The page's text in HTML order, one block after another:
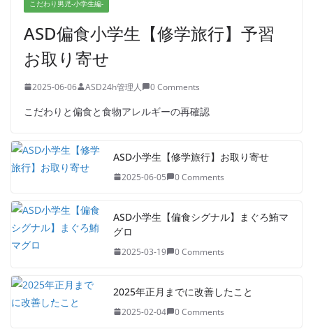
こだわり男児-小学生編-
ASD偏食小学生【修学旅行】予習
お取り寄せ
2025-06-06 ASD24h管理人 0 Comments
こだわりと偏食と食物アレルギーの再確認
ASD小学生【修学旅行】お取り寄せ
2025-06-05 0 Comments
ASD小学生【偏食シグナル】まぐろ鮪マ
グロ
2025-03-19 0 Comments
2025年正月までに改善したこと
2025-02-04 0 Comments